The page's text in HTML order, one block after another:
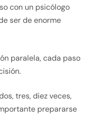
con un psicólogo
ser de enorme
paralela, cada paso
tres, diez veces,
prepararse